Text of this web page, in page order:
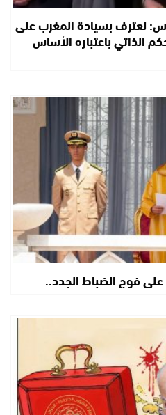
نعترف بسيادة المغرب على
الذاتي باعتباره الأساس
فوج الضباط الجدد..